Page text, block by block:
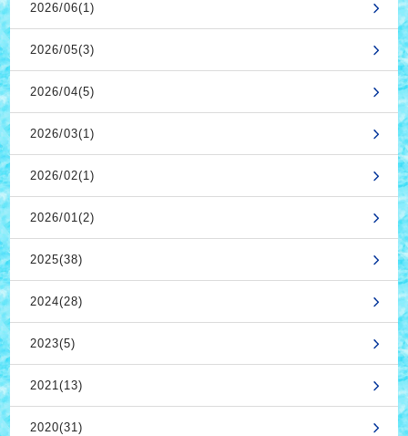
2026/06(1)
2026/05(3)
2026/04(5)
2026/03(1)
2026/02(1)
2026/01(2)
2025(38)
2024(28)
2023(5)
2021(13)
2020(31)